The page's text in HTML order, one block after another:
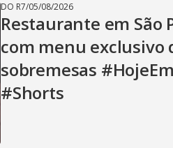
DO R7/05/08/2026
Restaurante em São
com menu exclusivo
sobremesas
#Shorts